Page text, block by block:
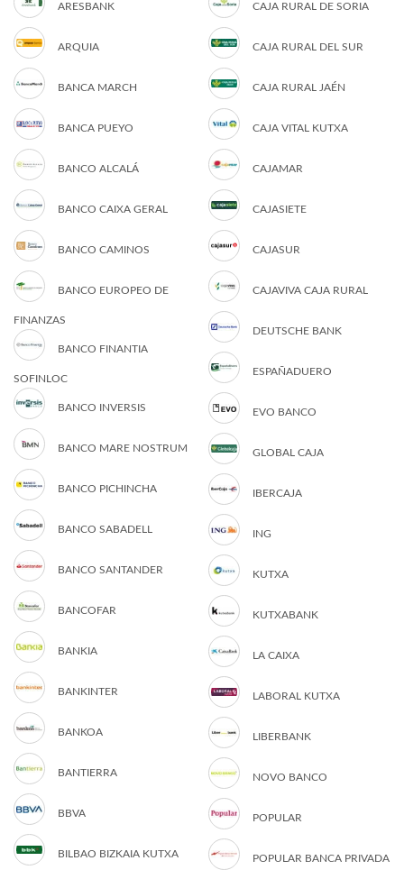
ARESBANK
ARQUIA
BANCA MARCH
BANCA PUEYO
BANCO ALCALÁ
BANCO CAIXA GERAL
BANCO CAMINOS
BANCO EUROPEO DE
FINANZAS
BANCO FINANTIA
SOFINLOC
BANCO INVERSIS
BANCO MARE NOSTRUM
BANCO PICHINCHA
BANCO SABADELL
BANCO SANTANDER
BANCOFAR
BANKIA
BANKINTER
BANKOA
BANTIERRA
BBVA
BILBAO BIZKAIA KUTXA
CAJA RURAL DE SORIA
CAJA RURAL DEL SUR
CAJA RURAL JAÉN
CAJA VITAL KUTXA
CAJAMAR
CAJASIETE
CAJASUR
CAJAVIVA CAJA RURAL
DEUTSCHE BANK
ESPAÑADUERO
EVO BANCO
GLOBAL CAJA
IBERCAJA
ING
KUTXA
KUTXABANK
LA CAIXA
LABORAL KUTXA
LIBERBANK
NOVO BANCO
POPULAR
POPULAR BANCA PRIVADA